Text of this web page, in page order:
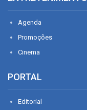
Agenda
Promoções
Cinema
PORTAL
Editorial